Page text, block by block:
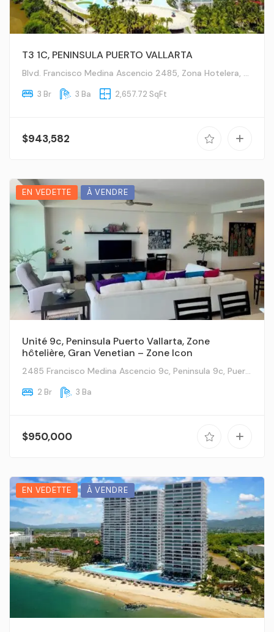
T3 1C, PENINSULA PUERTO VALLARTA
Blvd. Francisco Medina Ascencio 2485, Zona Hotelera, Zona Hotelera Nte., 48333 Puerto Vallarta, Jal., Mexico
3 Br 3 Ba 2,657.72 SqFt
$943,582
EN VEDETTE À VENDRE
Unité 9c, Peninsula Puerto Vallarta, Zone
hôtelière, Gran Venetian – Zone Icon
2485 Francisco Medina Ascencio 9c, Peninsula 9c, Puerto Vallarta, Ja
2 Br 3 Ba
$950,000
EN VEDETTE À VENDRE